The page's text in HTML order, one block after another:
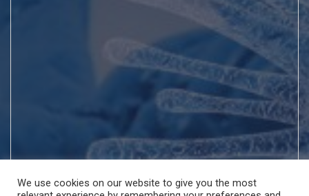
We use cookies on our website to give you the most